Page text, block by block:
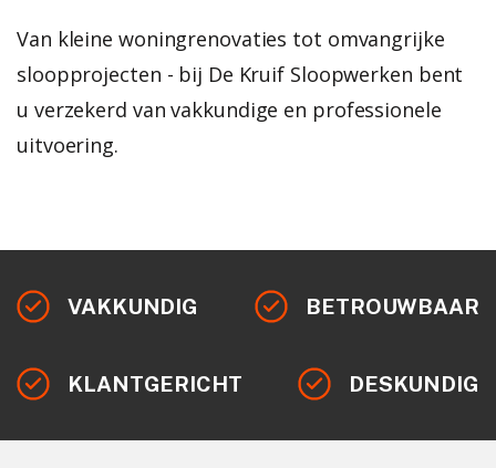
Van kleine woningrenovaties tot omvangrijke
sloopprojecten - bij De Kruif Sloopwerken bent
u verzekerd van vakkundige en professionele
uitvoering.
VAKKUNDIG BETROUWBAAR
KLANTGERICHT DESKUNDIG